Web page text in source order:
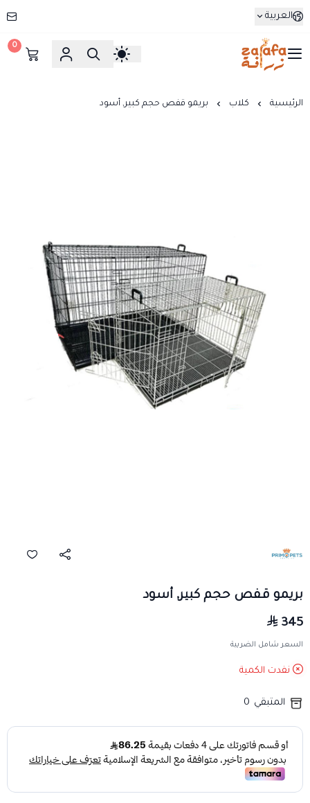
العربية
زرافة
0
الرئيسية كلاب بريمو قفص حجم كبير, أسود
بريمو قفص حجم كبير, أسود
345
السعر شامل الضريبة
نفدت الكمية
المتبقي 0